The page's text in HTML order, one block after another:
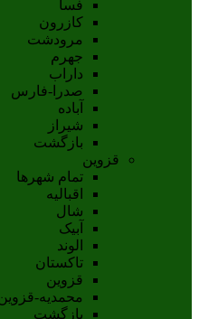
فسا
کازرون
مرودشت
جهرم
داراب
صدرا-فارس
آباده
شيراز
بازگشت
قزوین
تمام شهر‌ها
اقبالیه
شال
آبيک
الوند
تاکستان
قزوين
محمديه-قزوين
بازگشت